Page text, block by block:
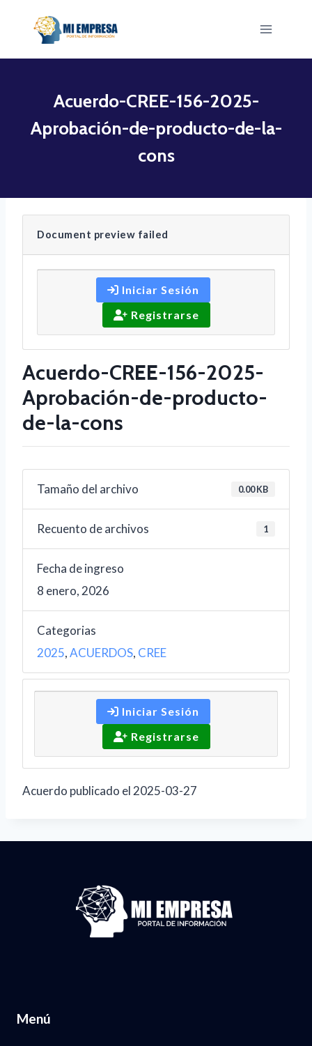
Acuerdo-CREE-156-2025-
Aprobación-de-producto-de-la-
cons
Document preview failed
Iniciar Sesión
Registrarse
Acuerdo-CREE-156-2025-
Aprobación-de-producto-
de-la-cons
Tamaño del archivo 0.00 KB
Recuento de archivos 1
Fecha de ingreso
8 enero, 2026
Categorias
2025,ACUERDOS, CREE
Iniciar Sesión
Registrarse
Acuerdo publicado el 2025-03-27
Menú